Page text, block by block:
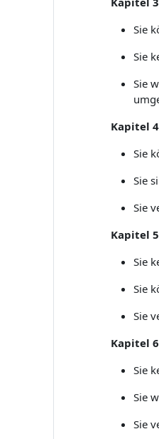
Sie
Sie
Sie
Kapitel
Sie
Sie
Sie
Kapitel
Sie
Sie
Sie
Kapitel
Sie
Sie
Sie